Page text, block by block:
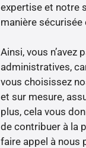
expertise et notre
manière
Ainsi, vous
administratives,
vous choisissez
et sur mesure,
plus, cela vous
de contribuer à la
faire appel à nous